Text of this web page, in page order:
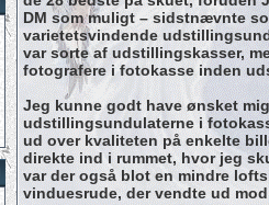
DM som muligt – sidstnævnte
varietetsvindende
var sorte af udstillingskasser,
fotografere i fotokasse inden
Jeg kunne godt have ønsket
udstillingsundulaterne i
ud over kvaliteten på enkelte
direkte ind i rummet, hvor jeg
var der også blot en mindre
vinduesrude, der vendte ud